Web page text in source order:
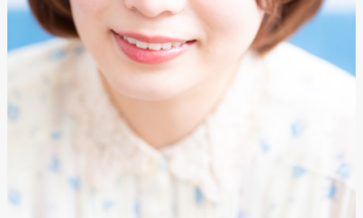
各種クレジットカード可
paypay
Tel. 048-788-4779
WEB予約